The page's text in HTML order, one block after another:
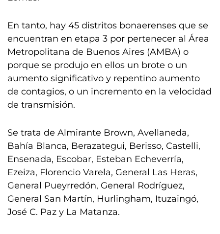
En tanto, hay 45 distritos bonaerenses que se
encuentran en etapa 3 por pertenecer al Área
Metropolitana de Buenos Aires (AMBA) o
porque se produjo en ellos un brote o un
aumento significativo y repentino aumento
de contagios, o un incremento en la velocidad
de transmisión.
Se trata de Almirante Brown, Avellaneda,
Bahía Blanca, Berazategui, Berisso, Castelli,
Ensenada, Escobar, Esteban Echeverría,
Ezeiza, Florencio Varela, General Las Heras,
General Pueyrredón, General Rodríguez,
General San Martín, Hurlingham, Ituzaingó,
José C. Paz y La Matanza.